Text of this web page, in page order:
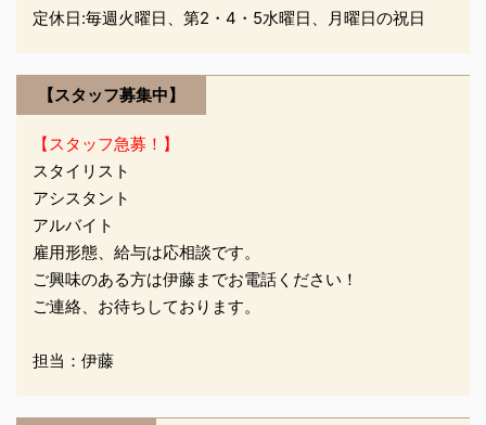
んが産まれます！ なかな
年間お疲れさまでした！
元気な赤ちゃん産んで
ね！ 元気 ...
定休日:毎週火曜日、第2・4・5水曜日、月曜日の祝日
【スタッフ募集中】
【スタッフ急募！】
スタイリスト
アシスタント
アルバイト
雇用形態、給与は応相談です。
ご興味のある方は伊藤までお電話ください！
ご連絡、お待ちしております。
担当：伊藤